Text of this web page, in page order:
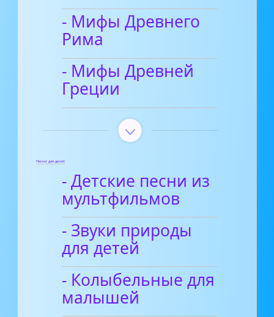
- Мифы Древнего
Рима
- Мифы Древней
Греции
Песни для детей
- Детские песни из
мультфильмов
- Звуки природы
для детей
- Колыбельные для
малышей